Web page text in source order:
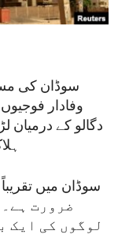
سوڈان کی
وفادار
ہلاک
ضرورت
لوگوں کی ایک